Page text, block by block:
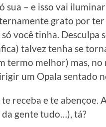
sua – e isso vai
grato por
você tinha. Desculpa
talvez tenha se
termo melhor) mas, no
um Opala sentado
receba e te abençoe.
gente tudo…), tá?